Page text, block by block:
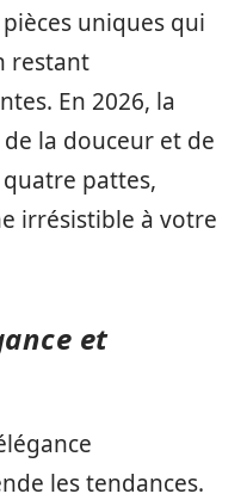
uniques qui
restant
En 2026, la
la douceur et de
quatre pattes,
irrésistible à votre
et
les tendances.